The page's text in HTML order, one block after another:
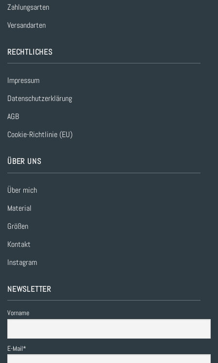
Zahlungsarten
Versandarten
RECHTLICHES
Impressum
Datenschutzerklärung
AGB
Cookie-Richtlinie (EU)
ÜBER UNS
Über mich
Material
Größen
Kontakt
Instagram
NEWSLETTER
Vorname
E-Mail*